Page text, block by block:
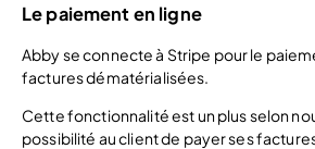
Le paiement en ligne
Abby se connecte à Stripe pour le
factures dématérialisées.
Cette fonctionnalité est un plus selon
possibilité au client de payer ses